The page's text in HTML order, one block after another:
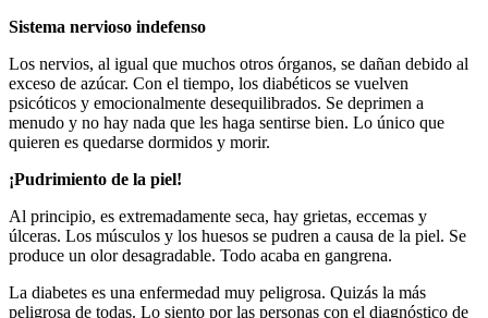
Sistema nervioso indefenso
Los nervios, al igual que muchos otros órganos, se dañan debido al
exceso de azúcar. Con el tiempo, los diabéticos se vuelven
psicóticos y emocionalmente desequilibrados. Se deprimen a
menudo y no hay nada que les haga sentirse bien. Lo único que
quieren es quedarse dormidos y morir.
¡Pudrimiento de la piel!
Al principio, es extremadamente seca, hay grietas, eccemas y
úlceras. Los músculos y los huesos se pudren a causa de la piel. Se
produce un olor desagradable. Todo acaba en gangrena.
La diabetes es una enfermedad muy peligrosa. Quizás la más
peligrosa de todas. Lo siento por las personas con el diagnóstico de